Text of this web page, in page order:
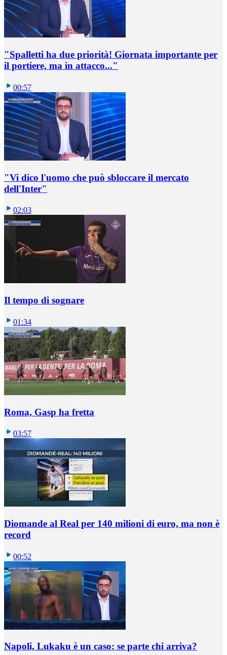
"Spalletti ha due priorità! Giornata importante per
il portiere, ma in attacco..."
00:57
"Vi dico l'uomo che può sbloccare il mercato
dell'Inter"
02:03
Il tempo di sognare
01:34
Roma, Gasp ha fretta
03:57
Diomande al Real per 140 milioni di euro, ma non è
record
00:52
Napoli, Lukaku è un caso: se parte chi arriva?